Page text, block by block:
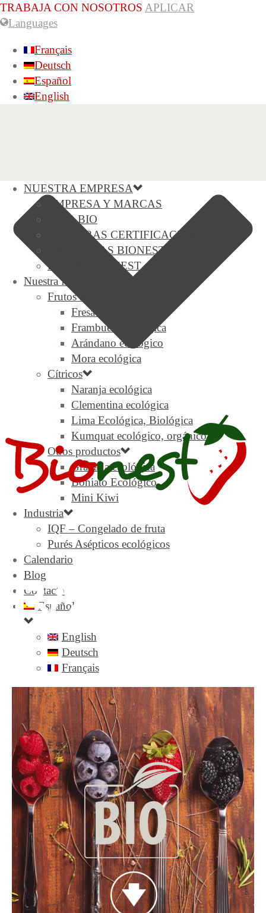
TRABAJA CON NOSOTROS APLICAR
Languages
Français
Deutsch
Español
English
NUESTRA EMPRESA
EMPRESA Y MARCAS
100% BIO
NUESTRAS CERTIFICACIONES
LAS ABEJAS BIONEST
EQUIPO BIONEST
Nuestra fruta
Frutos rojos ecológicos
Fresa ecológica
Frambuesa ecológica
Arándano ecológico
Mora ecológica
Cítricos
Naranja ecológica
Clementina ecológica
Lima Ecológica, Biológica
Kumquat ecológico, orgánico
Otros productos
Granada ecológica
Boniato Ecológico
Mini Kiwi
Industria
IQF – Congelado de fruta
Purés Asépticos ecológicos
Calendario
Blog
Contacto
Español
English
Deutsch
Français
Apostando por
la
energía
sostenible